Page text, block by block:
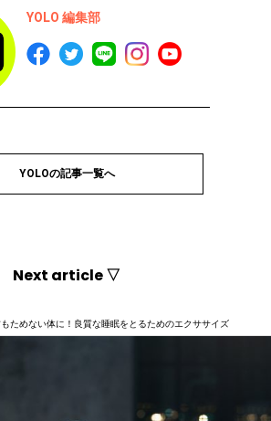
YOLO 編集部
YOLOの記事一覧へ
Next article ▽
ためない体に！良質な睡眠をとるためのエクササイズ